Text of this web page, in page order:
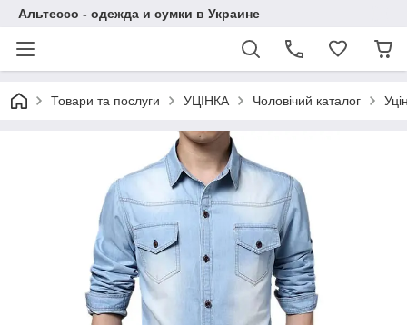
Альтессо - одежда и сумки в Украине
Товари та послуги УЦІНКА Чоловічий каталог